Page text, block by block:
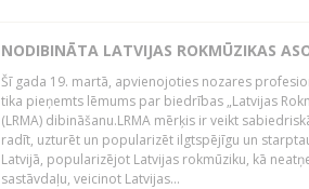
NODIBINĀTA LATVIJAS ROKMŪZIKAS
Šī gada 19. martā, apvienojoties nozares
tika pieņemts lēmums par biedrības „Latvijas
(LRMA) dibināšanu.LRMA mērķis ir veikt
radīt, uzturēt un popularizēt ilgtspējīgu un
Latvijā, popularizējot Latvijas rokmūziku, kā
sastāvdaļu, veicinot Latvijas...